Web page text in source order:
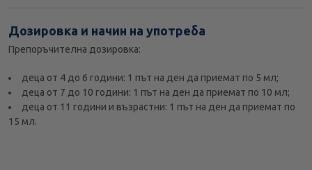
Дозировка и начин на употреба
Препоръчителна дозировка:
деца от 4 до 6 години: 1 път на ден да приемат по 5 мл;
деца от 7 до 10 години: 1 път на ден да приемат по 10 мл;
деца от 11 години и възрастни: 1 път на ден да приемат по
15 мл.